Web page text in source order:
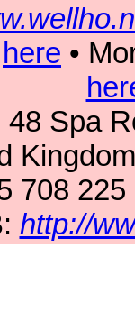
here •
Spa
708
http://